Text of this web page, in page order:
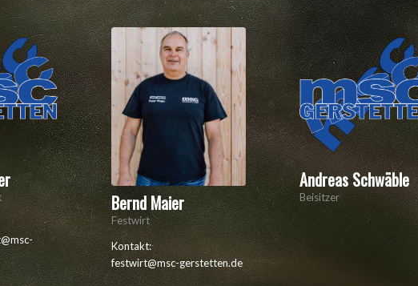
Bernd Maier
Festwirt
Kontakt:
festwirt@msc-gerstetten.de
Andreas Schwäble
Beisitzer